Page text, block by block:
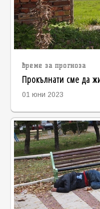
време за прогноза
Прокълнати сме да
01 юни 2023